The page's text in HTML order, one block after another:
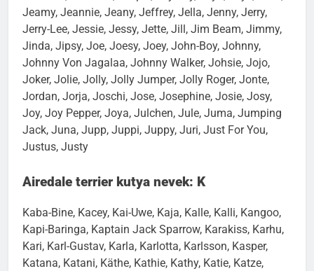
Janosch, Jasmine, Jasper, Jay Jay, Jaya, Jayz, Jazz,
Jeamy, Jeannie, Jeany, Jeffrey, Jella, Jenny, Jerry,
Jerry-Lee, Jessie, Jessy, Jette, Jill, Jim Beam, Jimmy,
Jinda, Jipsy, Joe, Joesy, Joey, John-Boy, Johnny,
Johnny Von Jagalaa, Johnny Walker, Johsie, Jojo,
Joker, Jolie, Jolly, Jolly Jumper, Jolly Roger, Jonte,
Jordan, Jorja, Joschi, Jose, Josephine, Josie, Josy,
Joy, Joy Pepper, Joya, Julchen, Jule, Juma, Jumping
Jack, Juna, Jupp, Juppi, Juppy, Juri, Just For You,
Kaba-Bine, Kacey, Kai-Uwe, Kaja, Kalle, Kalli, Kangoo,
Kapi-Baringa, Kaptain Jack Sparrow, Karakiss, Karhu,
Kari, Karl-Gustav, Karla, Karlotta, Karlsson, Kasper,